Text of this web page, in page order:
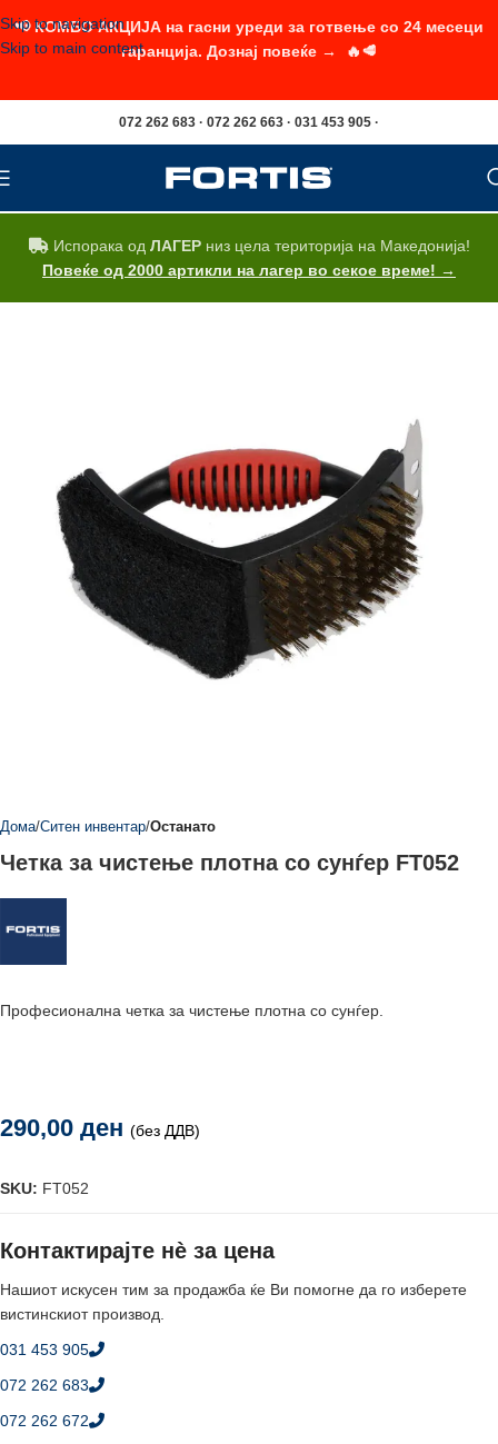
Skip to navigation
Skip to main content
072 262 683 · 072 262 663 · 031 453 905 ·
Испорака од ЛАГЕРниз цела територија на Македонија!
Повеќе од 2000 артикли на лагер во секое време! →
Дома Ситен инвентар Останато
Четка за чистење плотна со сунѓер FT052
Професионална четка за чистење плотна со сунѓер.
290,00 ден (без ДДВ)
SKU: FT052
Контактирајте нè за цена
Нашиот искусен тим за продажба ќе Ви помогне да го изберете
вистинскиот производ.
031 453 905
072 262 683
072 262 672
📢 КОМБО АКЦИЈА на гасни уреди за готвење со 24 месеци
гаранција. Дознај повеќе → 🔥🥩